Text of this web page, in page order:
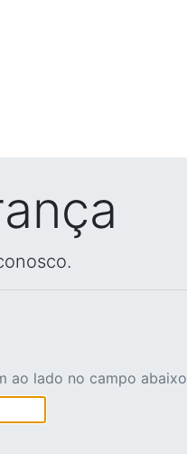
ao lado no campo abaixo